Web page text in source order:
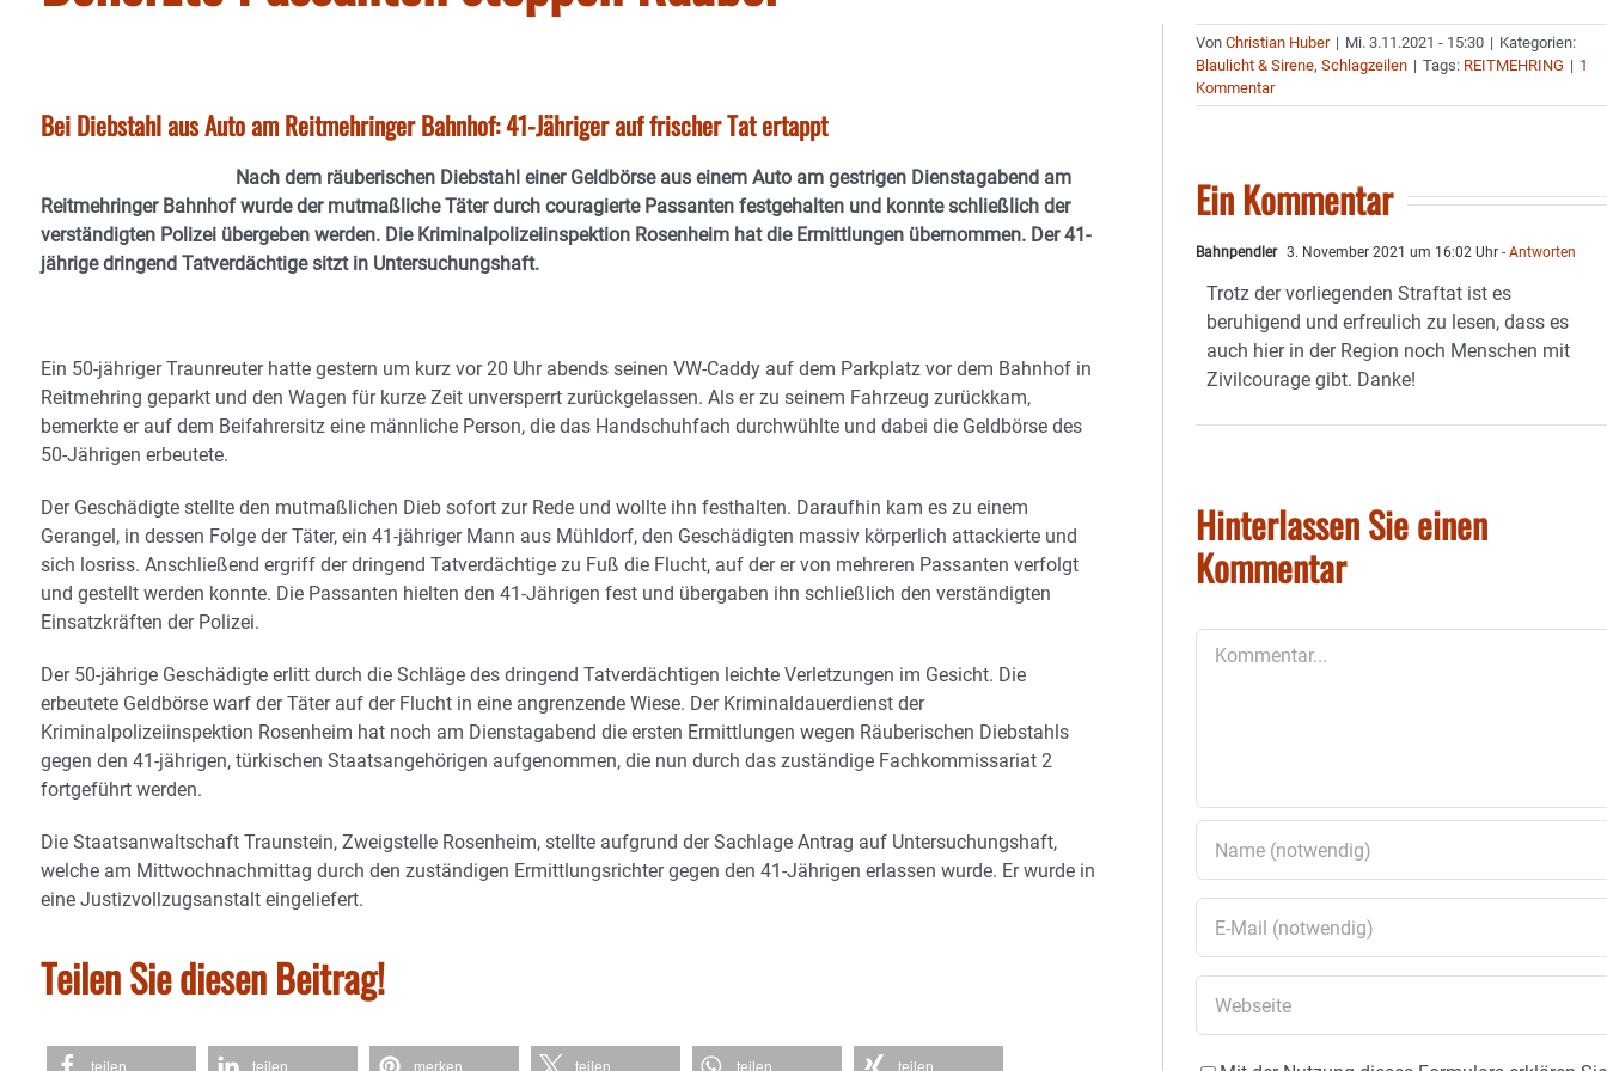
Bei Diebstahl aus Auto am Reitmehringer Bahnhof: 41-Jähriger auf frischer Tat ertappt
Nach dem räuberischen Diebstahl einer Geldbörse aus einem Auto am gestrigen Dienstagabend am
Reitmehringer Bahnhof wurde der mutmaßliche Täter durch couragierte Passanten festgehalten und konnte schließlich der
verständigten Polizei übergeben werden. Die Kriminalpolizeiinspektion Rosenheim hat die Ermittlungen übernommen. Der 41-
jährige dringend Tatverdächtige sitzt in Untersuchungshaft.
Ein 50-jähriger Traunreuter hatte gestern um kurz vor 20 Uhr abends seinen VW-Caddy auf dem Parkplatz vor dem Bahnhof in
Reitmehring geparkt und den Wagen für kurze Zeit unversperrt zurückgelassen. Als er zu seinem Fahrzeug zurückkam,
bemerkte er auf dem Beifahrersitz eine männliche Person, die das Handschuhfach durchwühlte und dabei die Geldbörse des
50-Jährigen erbeutete.
Der Geschädigte stellte den mutmaßlichen Dieb sofort zur Rede und wollte ihn festhalten. Daraufhin kam es zu einem
Gerangel, in dessen Folge der Täter, ein 41-jähriger Mann aus Mühldorf, den Geschädigten massiv körperlich attackierte und
sich losriss. Anschließend ergriff der dringend Tatverdächtige zu Fuß die Flucht, auf der er von mehreren Passanten verfolgt
und gestellt werden konnte. Die Passanten hielten den 41-Jährigen fest und übergaben ihn schließlich den verständigten
Einsatzkräften der Polizei.
Der 50-jährige Geschädigte erlitt durch die Schläge des dringend Tatverdächtigen leichte Verletzungen im Gesicht. Die
erbeutete Geldbörse warf der Täter auf der Flucht in eine angrenzende Wiese. Der Kriminaldauerdienst der
Kriminalpolizeiinspektion Rosenheim hat noch am Dienstagabend die ersten Ermittlungen wegen Räuberischen Diebstahls
gegen den 41-jährigen, türkischen Staatsangehörigen aufgenommen, die nun durch das zuständige Fachkommissariat 2
fortgeführt werden.
Die Staatsanwaltschaft Traunstein, Zweigstelle Rosenheim, stellte aufgrund der Sachlage Antrag auf Untersuchungshaft,
welche am Mittwochnachmittag durch den zuständigen Ermittlungsrichter gegen den 41-Jährigen erlassen wurde. Er wurde in
eine Justizvollzugsanstalt eingeliefert.
Teilen Sie diesen Beitrag!
teilen teilen merken teilen teilen teilen
VonChristian Huber | Mi. 3.11.2021 - 15:30 | Kategorien:
Blaulicht & Sirene,Schlagzeilen | Tags: REITMEHRING | 1
Kommentar
Ein Kommentar
Bahnpendler 3. November 2021 um 16:02 Uhr - Antworten
Trotz der vorliegenden Straftat ist es
beruhigend und erfreulich zu lesen, dass es
auch hier in der Region noch Menschen mit
Zivilcourage gibt. Danke!
Hinterlassen Sie einen
Kommentar